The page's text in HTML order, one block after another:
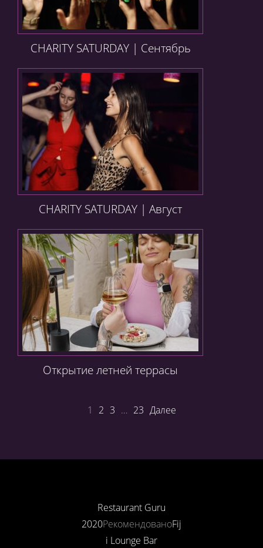
CHARITY SATURDAY | Сентябрь
CHARITY SATURDAY | Август
Открытие летней террасы
1 2 3 … 23 Далее
Restaurant Guru
2020РекомендованоFij
i Lounge Bar